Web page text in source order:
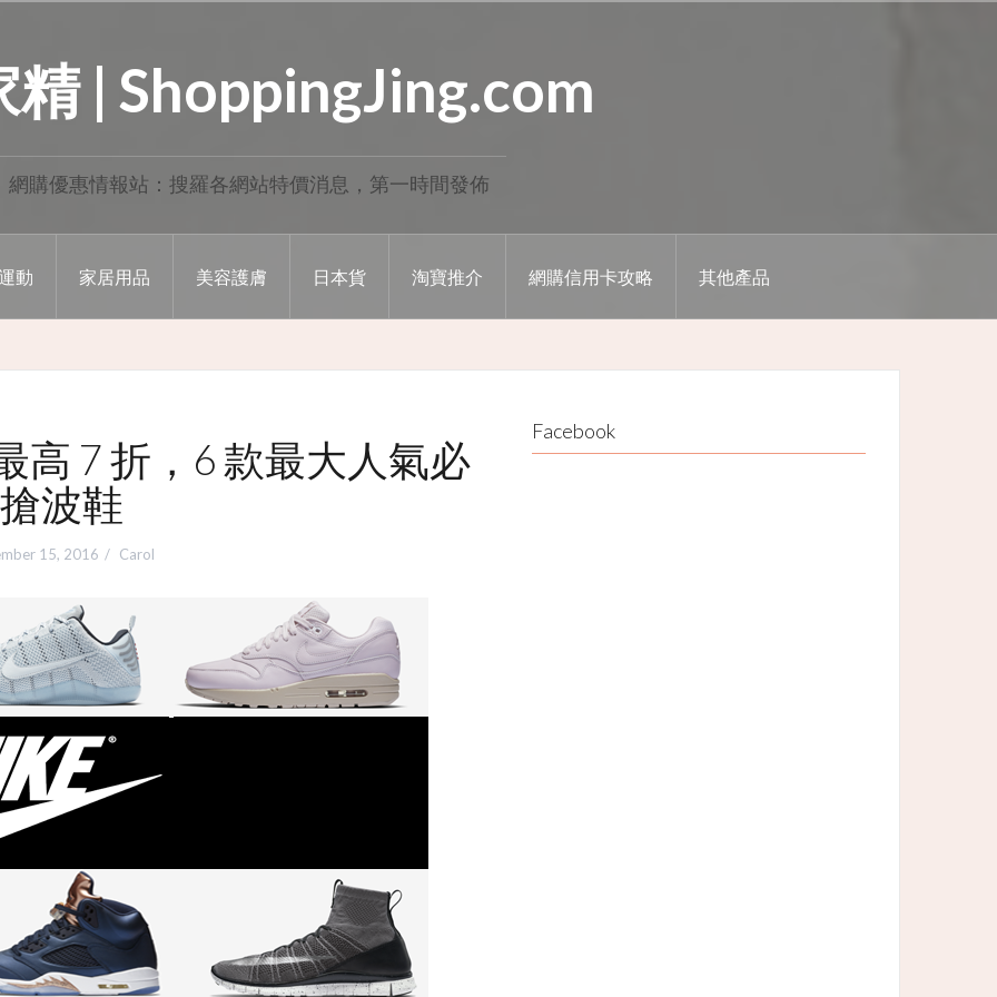
精 | ShoppingJing.com
網購優惠情報站：搜羅各網站特價消息，第一時間發佈
動 家居用品 美容護膚 日本貨 淘寶推介 網購信用卡攻略 其他產品
高 7 折，6 款最大人氣必
搶波鞋
15, 2016 Carol
Facebook